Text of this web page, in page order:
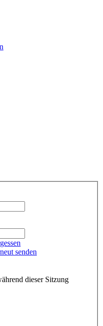
senden
dieser Sitzung